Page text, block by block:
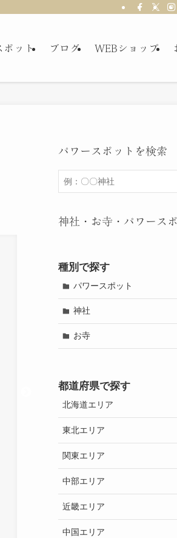
ポット ブログ WEBショップ
パワースポットを検索
神社・お寺・パワース
種別で探す
パワースポット
神社
お寺
都道府県で探す
北海道エリア
東北エリア
関東エリア
中部エリア
近畿エリア
中国エリア